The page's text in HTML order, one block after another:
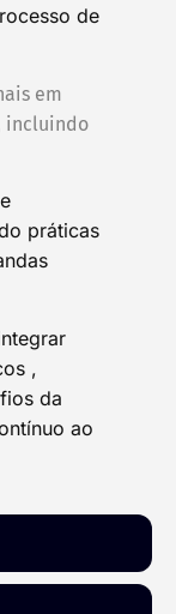
de
em
incluindo
práticas
,
da
ao